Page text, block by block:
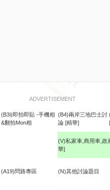
ADVERTISEMENT
(B3i)即拍即貼 -手機相
&翻拍Mon相
(B4)兩岸三地巴士討
論 [精華]
(V)私家車,商用車,政
華]
(A19)問路專區 (N)其他討論題目